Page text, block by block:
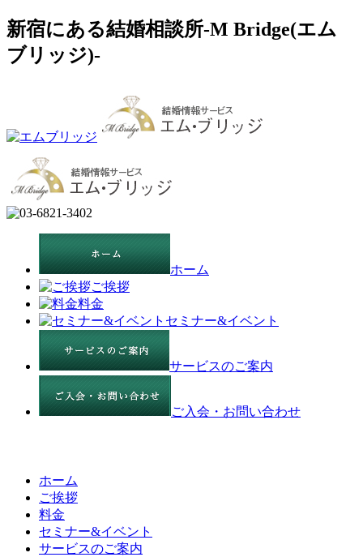
新宿にある結婚相談所-M Bridge(エム
ブリッジ)-
ホーム
ご挨拶
料金
セミナー&イベント
サービスのご案内
ご入会・お問い合わせ
ホーム
ご挨拶
料金
セミナー&イベント
サービスのご案内